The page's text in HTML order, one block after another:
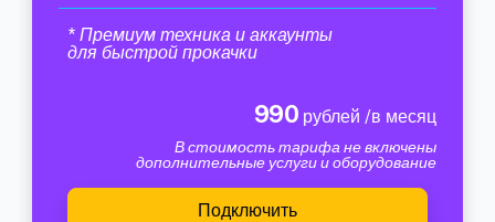
* Премиум техника и аккаунты
для быстрой прокачки
990 рублей /в месяц
В стоимость тарифа не включены
дополнительные услуги и оборудование
Подключить